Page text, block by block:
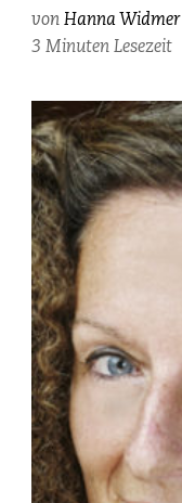
vonHanna Widmer
3 Minuten Lesezeit